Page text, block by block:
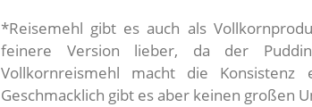
*Reisemehl gibt es auch als
feinere Version lieber, da der
Vollkornreismehl macht die
Geschmacklich gibt es aber keinen großen